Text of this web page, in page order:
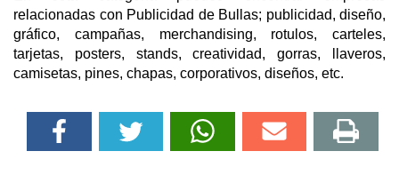
relacionadas con Publicidad de Bullas; publicidad, diseño,
gráfico, campañas, merchandising, rotulos, carteles,
tarjetas, posters, stands, creatividad, gorras, llaveros,
camisetas, pines, chapas, corporativos, diseños, etc.